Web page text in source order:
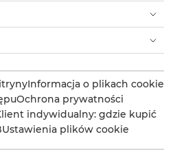
Informacja o plikach cookie
Ochrona prywatności
indywidualny: gdzie kupić
Ustawienia plików cookie